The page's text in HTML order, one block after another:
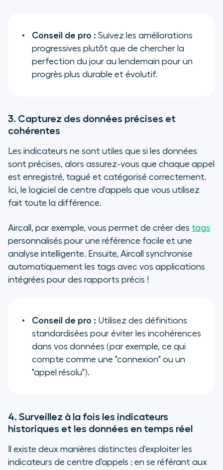
Conseil de pro : Suivez les améliorations
progressives plutôt que de chercher la
perfection du jour au lendemain pour un
progrès plus durable et évolutif.
3. Capturez des données précises et
cohérentes
Les indicateurs ne sont utiles que si les données
sont précises, alors assurez-vous que chaque appel
est enregistré, tagué et catégorisé correctement.
Ici, le logiciel de centre d'appels que vous utilisez
fait toute la différence.
Aircall, par exemple, vous permet de créer des tags
personnalisés pour une référence facile et une
analyse intelligente. Ensuite, Aircall synchronise
automatiquement les tags avec vos applications
intégrées pour des rapports précis !
Conseil de pro : Utilisez des définitions
standardisées pour éviter les incohérences
dans vos données (par exemple, ce qui
compte comme une "connexion" ou un
"appel résolu").
4. Surveillez à la fois les indicateurs
historiques et les données en temps réel
Il existe deux manières distinctes d'exploiter les
indicateurs de centre d'appels : en se référant aux